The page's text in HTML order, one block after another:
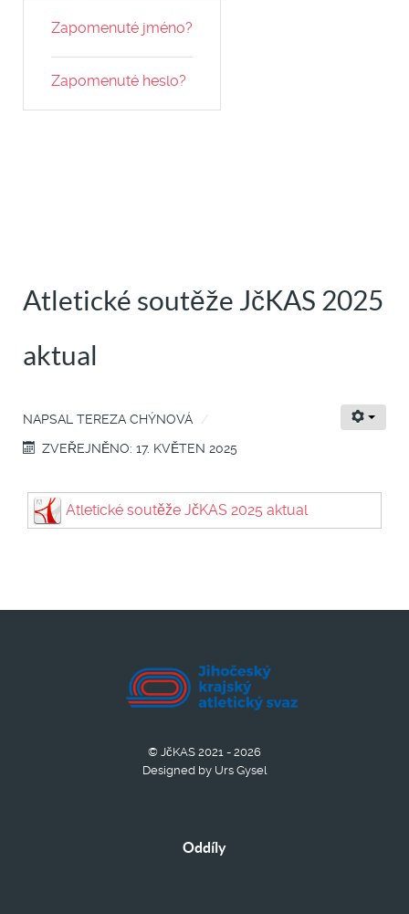
Zapomenuté jméno?
Zapomenuté heslo?
Atletické soutěže JčKAS 2025
aktual
NAPSAL TEREZA CHÝNOVÁ
ZVEŘEJNĚNO: 17. KVĚTEN 2025
Atletické soutěže JčKAS 2025 aktual
© JčKAS 2021 - 2026
Designed by Urs Gysel
Oddíly